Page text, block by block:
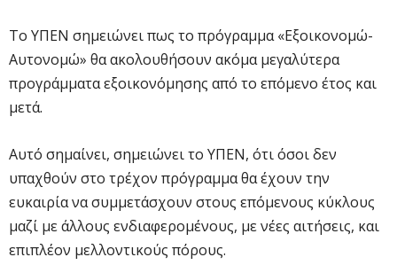
Το ΥΠΕΝ σημειώνει πως το πρόγραμμα «Εξοικονομώ-
Αυτονομώ» θα ακολουθήσουν ακόμα μεγαλύτερα
προγράμματα εξοικονόμησης από το επόμενο έτος και
μετά.
Αυτό σημαίνει, σημειώνει το ΥΠΕΝ, ότι όσοι δεν
υπαχθούν στο τρέχον πρόγραμμα θα έχουν την
ευκαιρία να συμμετάσχουν στους επόμενους κύκλους
μαζί με άλλους ενδιαφερομένους, με νέες αιτήσεις, και
επιπλέον μελλοντικούς πόρους.